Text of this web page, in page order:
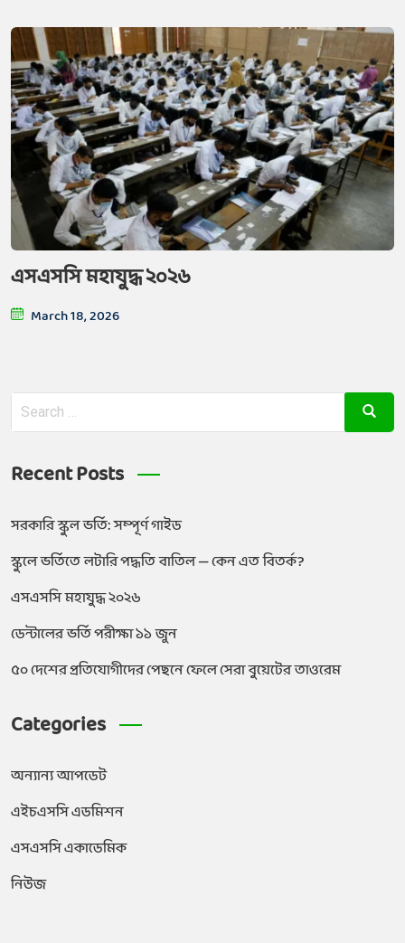
এসএসসি মহাযুদ্ধ ২০২৬
March 18, 2026
Recent Posts
সরকারি স্কুল ভর্তি: সম্পূর্ণ গাইড
স্কুলে ভর্তিতে লটারি পদ্ধতি বাতিল — কেন এত বিতর্ক?
এসএসসি মহাযুদ্ধ ২০২৬
ডেন্টালের ভর্তি পরীক্ষা ১১ জুন
৫০ দেশের প্রতিযোগীদের পেছনে ফেলে সেরা বুয়েটের তাওরেম
Categories
অন্যান্য আপডেট
এইচএসসি এডমিশন
এসএসসি একাডেমিক
নিউজ